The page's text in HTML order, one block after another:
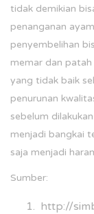
tidak demikian
penanganan
penyembelihan
memar dan
yang tidak baik
penurunan
sebelum
menjadi bangkai
saja menjadi
Sumber:
http://